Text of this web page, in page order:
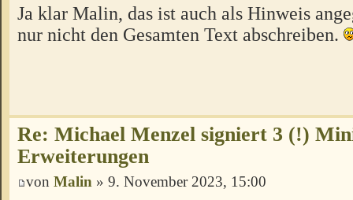
Ja klar Malin, das ist auch als Hinweis
nur nicht den Gesamten Text abschreiben.
Re: Michael Menzel signiert 3 (!)
Erweiterungen
von Malin » 9. November 2023, 15:00